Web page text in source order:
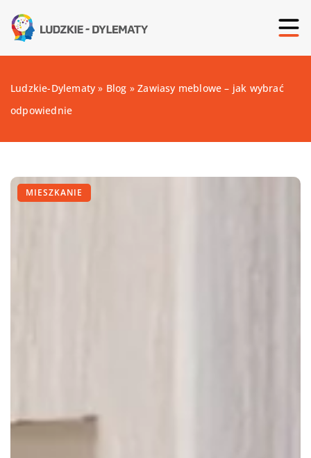
Ludzkie-Dylematy » Blog »Zawiasy meblowe – jak wybrać
odpowiednie
MIESZKANIE